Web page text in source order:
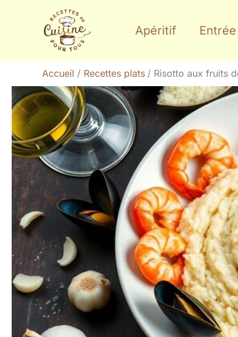
Apéritif Entrée
Accueil Recettes plats Risotto aux fruits